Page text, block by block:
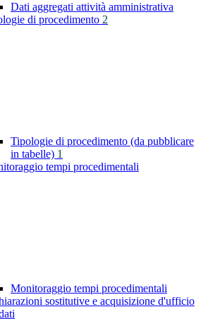
Dati aggregati attività amministrativa
di procedimento 2
Tipologie di procedimento (da pubblicare
in tabelle) 1
tempi procedimentali
Monitoraggio tempi procedimentali
sostitutive e acquisizione d'ufficio